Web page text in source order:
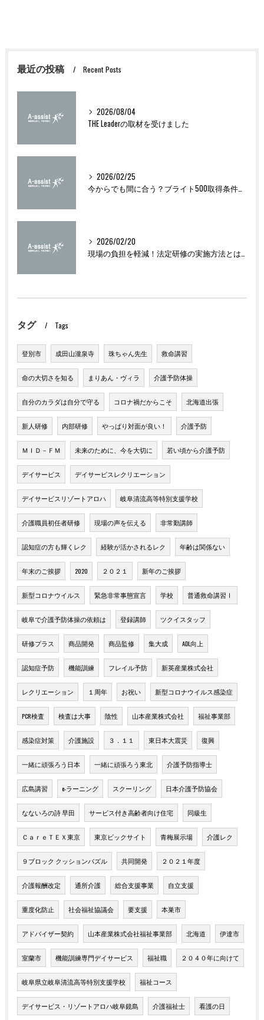
最近の投稿 Recent Posts
2026/08/04
THE Leaderの取材を受けました
2026/02/25
今からでも間に合う？ブライト500取得条件をわかりやすく解説
2026/02/20
現場の負担を軽減！法定研修の実施方法とは？
タグ Tags
登別市 成田山瀧泉寺 珠ちゃん先生 救命講習
命の大切さを知る まりあん・ヴィラ 介護予防体操
自分のカラダは自分で守る コロナ禍だからこそ 北海道出張
新人研修 内部研修 やっぱり対面が良い！ 介護予防
ＭＩＤ－ＦＭ 未来のために、今を大切に 若い頃から介護予防
デイサービス デイサービスレクリエーション
デイサービスリゾートアロハ 岐阜清流高等特別支援学校
介護職員初任者研修 現場の声を伝える 非常勤講師
認知症の方も輝くレク 経験が活かされるレク 年齢は関係ない
年末のご挨拶 2020 ２０２１ 新年のご挨拶
新型コロナウイルス 緊急非常事態宣言 学校 普通救命講習Ⅰ
岐阜で介護予防体操の依頼は 登録講師 ツクイスタッフ
研修プラス 商品開発 商品監修 集大成 ADL向上
認知症予防 機能訓練 フレイル予防 新英産業株式会社
レクリエーション １周年 お祝い 新型コロナウイルス感染症
PCR検査 検査は大事 陰性 山本産業株式会社 福祉事業部
感染症対策 介護施設 ３．１１ 東日本大震災 復興
一緒に頑張ろう日本 一緒に頑張ろう東北 介護予防指導士
広島講習 e-ラーニング スクーリング 日本介護予防協会
なないろの詩 早田 サービス付き高齢者向け住宅 同級生
ＣａｒｅＴＥＸ東京 東京ビックサイト 青梅展示場 介護レク
９ブロック クッションパズル 共同開発 ２０２１年度
介護報酬改定 通所介護 総合支援事業 自立支援
重度化防止 社会福祉協議会 要支援 本巣市
アドバイザー契約 山本産業株式会社福祉事業部 北海道 伊達市
室蘭市 機能訓練専門デイサービス 福祉職 ２０４０年に向けて
岐阜県立岐阜清流高等特別支援学校 福祉コース
デイサービス・リゾートアロハ岐阜鏡島 介護福祉士 看護の日